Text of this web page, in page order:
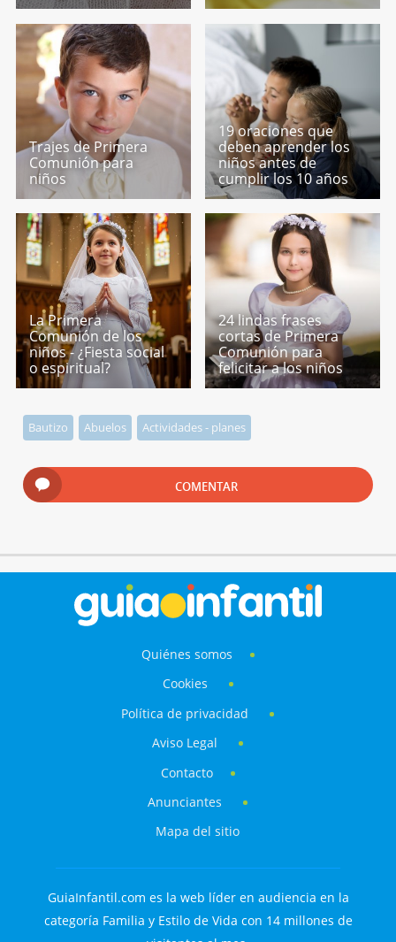
Trajes de Primera
Comunión para
niños
19 oraciones que
deben aprender los
niños antes de
cumplir los 10 años
La Primera
Comunión de los
niños - ¿Fiesta social
o espiritual?
24 lindas frases
cortas de Primera
Comunión para
felicitar a los niños
Bautizo Abuelos Actividades - planes
COMENTAR
Quiénes somos
Cookies
Política de privacidad
Aviso Legal
Contacto
Anunciantes
Mapa del sitio
GuiaInfantil.com es la web líder en audiencia en la
categoría Familia y Estilo de Vida con 14 millones de